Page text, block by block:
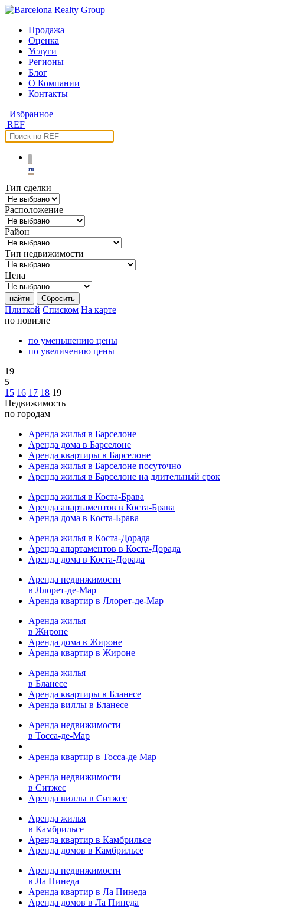
Продажа
Оценка
Услуги
Регионы
Блог
О Компании
Контакты
Избранное
REF
ru
Тип сделки
Расположение
Район
Тип недвижимости
Цена
найти Сбросить
Плиткой Списком На карте
по новизне
по уменьшению цены
по увеличению цены
19
5
15 16 17 18 19
Недвижимость
по городам
Аренда жилья в Барселоне
Аренда дома в Барселоне
Аренда квартиры в Барселоне
Аренда жилья в Барселоне посуточно
Аренда жилья в Барселоне на длительный срок
Аренда жилья в Коста-Брава
Аренда апартаментов в Коста-Брава
Аренда дома в Коста-Брава
Аренда жилья в Коста-Дорада
Аренда апартаментов в Коста-Дорада
Аренда дома в Коста-Дорада
Аренда недвижимости
в Ллорет-де-Мар
Аренда квартир в Ллорет-де-Мар
Аренда жилья
в Жироне
Аренда дома в Жироне
Аренда квартир в Жироне
Аренда жилья
в Бланесе
Аренда квартиры в Бланесе
Аренда виллы в Бланесе
Аренда недвижимости
в Тосса-де-Мар
Аренда квартир в Тосса-де Мар
Аренда недвижимости
в Ситжес
Аренда виллы в Ситжес
Аренда жилья
в Камбрильсе
Аренда квартир в Камбрильсе
Аренда домов в Камбрильсе
Аренда недвижимости
в Ла Пинеда
Аренда квартир в Ла Пинеда
Аренда домов в Ла Пинеда